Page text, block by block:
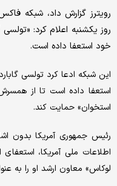
رویترز گزارش داد، شبکه
روز یکشنبه اعلام کرد:
خود استعفا داده است.
این شبکه ادعا کرد تولسی
استعفا داده است تا از
استخوان» حمایت کند.
رئیس جمهوری آمریکا بدون
اطلاعات ملی آمریکا،
لوکاس» معاون ارشد او را به